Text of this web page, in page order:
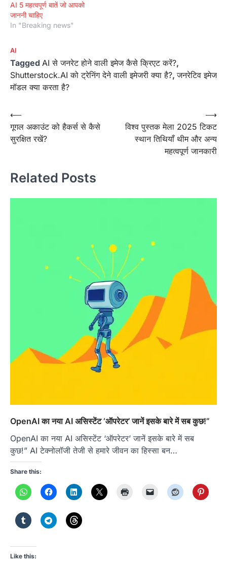
AI 5 महत्वपूर्ण बातें जो आपको
जाननी चाहिए
In "Breaking news"
AI
Tagged AI से जनरेट होने वाली इमेज कैसे क्रिएट करें?,
Shutterstock.AI को ट्रेनिंग देने वाली इमेजरी क्या है?,जनरेटिव इमेज
मॉडल क्या करता है?
Post
navigation
⟵
गूगल अकाउंट को हैकर्स से कैसे
सुरक्षित रखें?
विश्व पुस्तक मेला 2025 टिकट
स्थान तिथियाँ थीम और अन्य
महत्वपूर्ण जानकारी
⟶
Related Posts
OpenAI का नया AI असिस्टेंट ‘ऑपरेटर’ जानें इसके बारे में सब कुछ!”
OpenAI का नया AI असिस्टेंट ‘ऑपरेटर’ जानें इसके बारे में सब
कुछ!” AI टेक्नोलॉजी तेजी से हमारे जीवन का हिस्सा बन…
Share this:
Like this: